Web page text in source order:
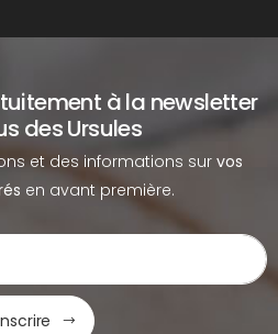
à la newsletter
des Ursules
et des informations sur vos
en avant première.